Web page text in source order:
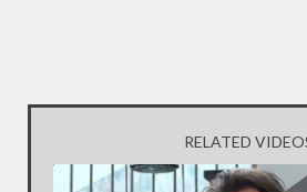
RELATED